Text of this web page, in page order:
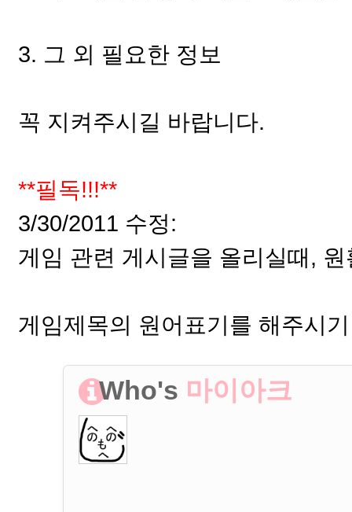
3. 그 외 필요한 정보
꼭 지켜주시길 바랍니다.
**필독!!!**
3/30/2011 수정:
게임 관련 게시글을 올리실때,
게임제목의 원어표기를 해주시
Who's 마이아크